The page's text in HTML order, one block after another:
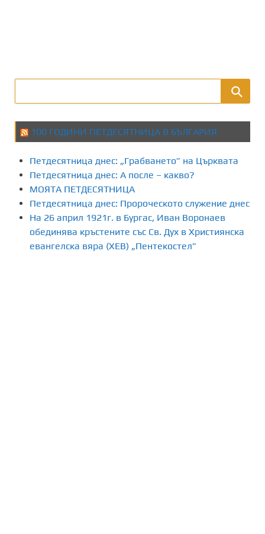
100 ГОДИНИ ПЕТДЕСЯТНИЦА В БЪЛГАРИЯ
Петдесятница днес: „Грабването” на Църквата
Петдесятница днес: А после – какво?
МОЯТА ПЕТДЕСЯТНИЦА
Петдесятница днес: Пророческото служение днес
На 26 април 1921г. в Бургас, Иван Воронаев
обединява кръстените със Св. Дух в Християнска
евангелска вяра (ХЕВ) „Пентекостел”